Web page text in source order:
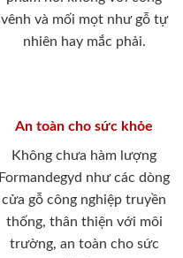
vênh và mối mọt như gỗ tự
nhiên hay mắc phải.
An toàn cho sức khỏe
Không chưa hàm lượng
Formandegyd như các dòng
cửa gỗ công nghiệp truyền
thống, thân thiện với môi
trường, an toàn cho sức